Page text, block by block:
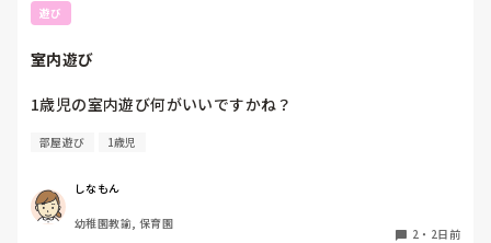
遊び
室内遊び
1歳児の室内遊び何がいいですかね？
部屋遊び 1歳児
しなもん
幼稚園教諭, 保育園
2 ・ 2日前